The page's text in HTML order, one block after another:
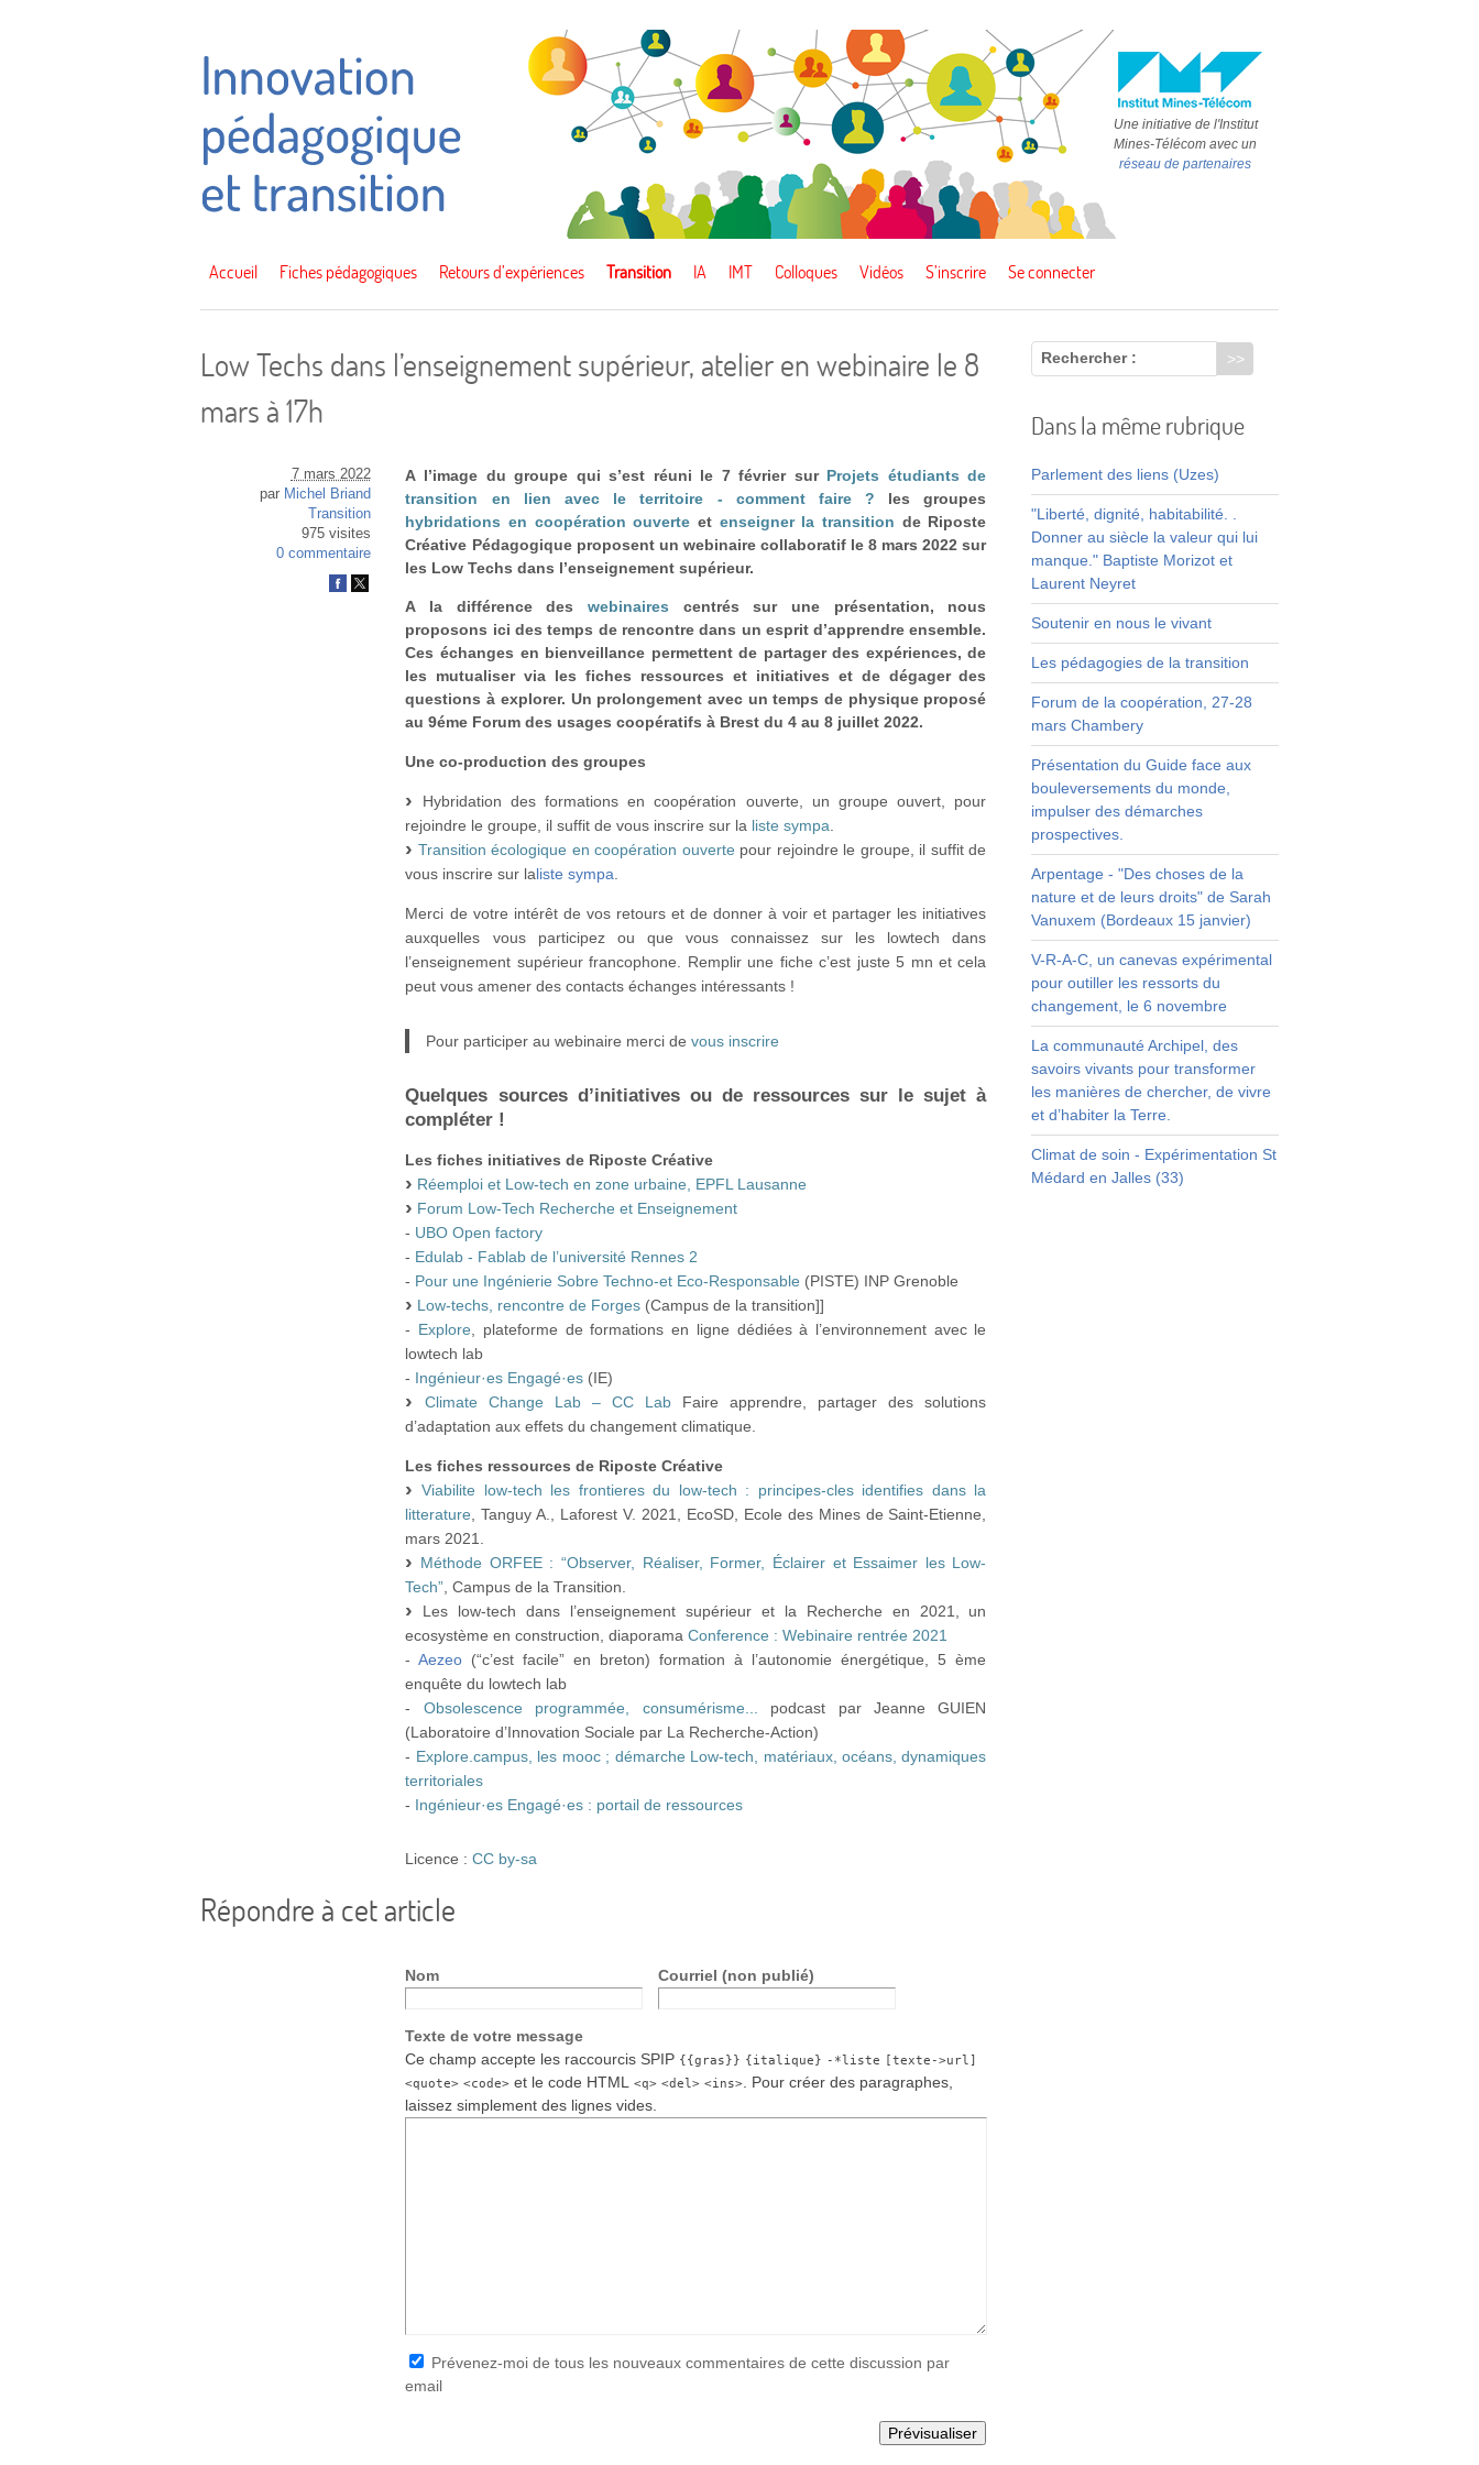
Une initiative de l'Institut
Mines-Télécom avec un
réseau de partenaires
Accueil Fiches pédagogiques Retours d’expériences Transition IA IMT Colloques Vidéos S’inscrire Se connecter
Low Techs dans l’enseignement supérieur, atelier en webinaire le 8
mars à 17h
7 mars 2022
par Michel Briand
Transition
975 visites
0 commentaire
A l’image du groupe qui s’est réuni le 7 février sur Projets étudiants de
transition en lien avec le territoire - comment faire ? les groupes
hybridations en coopération ouverte et enseigner la transition de Riposte
Créative Pédagogique proposent un webinaire collaboratif le 8 mars 2022 sur
les Low Techs dans l’enseignement supérieur.
A la différence deswebinaires centrés sur une présentation, nous
proposons ici des temps de rencontre dans un esprit d’apprendre ensemble.
Ces échanges en bienveillance permettent de partager des expériences, de
les mutualiser via les fiches ressources et initiatives et de dégager des
questions à explorer. Un prolongement avec un temps de physique proposé
au 9éme Forum des usages coopératifs à Brest du 4 au 8 juillet 2022.
Une co-production des groupes
Hybridation des formations en coopération ouverte, un groupe ouvert, pour
rejoindre le groupe, il suffit de vous inscrire sur la liste sympa
Transition écologique en coopération ouverte pour rejoindre le groupe, il suffit de
vous inscrire sur laliste sympa
Merci de votre intérêt de vos retours et de donner à voir et partager les initiatives
auxquelles vous participez ou que vous connaissez sur les lowtech dans
l’enseignement supérieur francophone. Remplir une fiche c’est juste 5 mn et cela
peut vous amener des contacts échanges intéressants !
Pour participer au webinaire merci de vous inscrire
Quelques sources d’initiatives ou de ressources sur le sujet à
compléter !
Les fiches initiatives de Riposte Créative
Réemploi et Low-tech en zone urbaine, EPFL Lausanne
Forum Low-Tech Recherche et Enseignement
- UBO Open factory
- Edulab - Fablab de l’université Rennes 2
- Pour une Ingénierie Sobre Techno-et Eco-Responsable (PISTE) INP Grenoble
Low-techs, rencontre de Forges (Campus de la transition]]
- Explore , plateforme de formations en ligne dédiées à l’environnement avec le
lowtech lab
- Ingénieur·es Engagé·es (IE)
Climate Change Lab – CC Lab Faire apprendre, partager des solutions
d’adaptation aux effets du changement climatique.
Les fiches ressources de Riposte Créative
Viabilite low-tech les frontieres du low-tech : principes-cles identifies dans la
litterature , Tanguy A., Laforest V. 2021, EcoSD, Ecole des Mines de Saint-Etienne,
mars 2021.
Méthode ORFEE : “Observer, Réaliser, Former, Éclairer et Essaimer les Low-
Tech” , Campus de la Transition.
Les low-tech dans l’enseignement supérieur et la Recherche en 2021, un
ecosystème en construction, diaporamaConference : Webinaire rentrée 2021
-Aezeo (“c’est facile” en breton) formation à l’autonomie énergétique, 5 ème
enquête du lowtech lab
- Obsolescence programmée, consumérisme...
podcast par Jeanne GUIEN
(Laboratoire d’Innovation Sociale par La Recherche-Action)
- Explore.campus, les mooc ; démarche Low-tech, matériaux, océans, dynamiques
territoriales
- Ingénieur·es Engagé·es : portail de ressources
Licence :CC by-sa
Répondre à cet article
Nom Courriel (non publié)
Texte de votre message
Ce champ accepte les raccourcis SPIP {{gras}} {italique} -*liste [texte->url]
<quote> <code> et le code HTML<q> <del> <ins>
. Pour créer des paragraphes,
laissez simplement des lignes vides.
Prévenez-moi de tous les nouveaux commentaires de cette discussion par
email
Rechercher :
Dans la même rubrique
Parlement des liens (Uzes)
"Liberté, dignité, habitabilité. .
Donner au siècle la valeur qui lui
manque." Baptiste Morizot et
Laurent Neyret
Soutenir en nous le vivant
Les pédagogies de la transition
Forum de la coopération, 27-28
mars Chambery
Présentation du Guide face aux
bouleversements du monde,
impulser des démarches
prospectives.
Arpentage - "Des choses de la
nature et de leurs droits" de Sarah
Vanuxem (Bordeaux 15 janvier)
V-R-A-C, un canevas expérimental
pour outiller les ressorts du
changement, le 6 novembre
La communauté Archipel, des
savoirs vivants pour transformer
les manières de chercher, de vivre
et d’habiter la Terre.
Climat de soin - Expérimentation St
Médard en Jalles (33)